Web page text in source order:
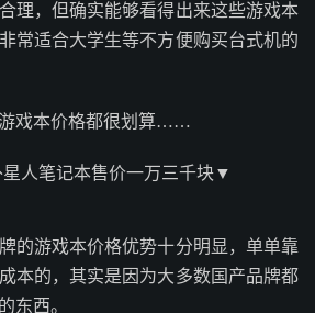
理，但确实能够看得出来这些游戏本
常适合大学生等不方便购买台式机的
戏本价格都很划算……
星人笔记本售价一万三千块▼
的游戏本价格优势十分明显，单单靠
本的，其实是因为大多数国产品牌都
东西。